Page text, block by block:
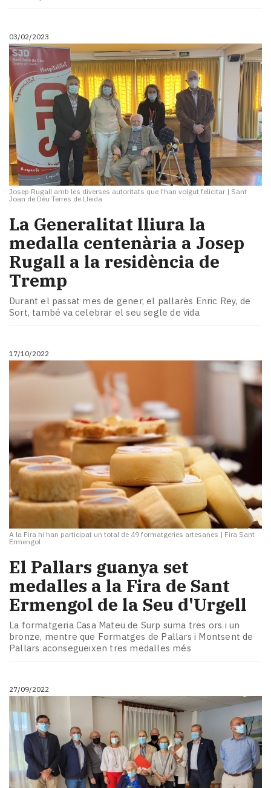
03/02/2023
Josep Rugall amb les diverses autoritats que l'han volgut felicitar | Sant
Joan de Déu Terres de Lleida
La Generalitat lliura la
medalla centenària a Josep
Rugall a la residència de
Tremp
Durant el passat mes de gener, el pallarès Enric Rey, de
Sort, també va celebrar el seu segle de vida
17/10/2022
A la Fira hi han participat un total de 49 formatgeries artesanes | Fira Sant
Ermengol
El Pallars guanya set
medalles a la Fira de Sant
Ermengol de la Seu d'Urgell
La formatgeria Casa Mateu de Surp suma tres ors i un
bronze, mentre que Formatges de Pallars i Montsent de
Pallars aconsegueixen tres medalles més
27/09/2022